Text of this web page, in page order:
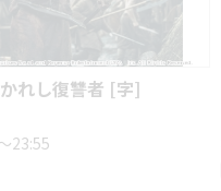
イド・ストーリー [字]